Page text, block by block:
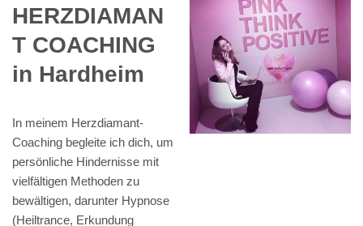
HERZDIAMAN
T COACHING
in Hardheim
In meinem Herzdiamant-
Coaching begleite ich dich, um
persönliche Hindernisse mit
vielfältigen Methoden zu
bewältigen, darunter Hypnose
(Heiltrance, Erkundung